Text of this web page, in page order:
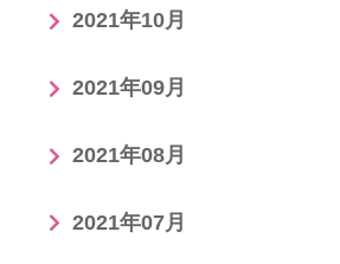
2021年10月
2021年09月
2021年08月
2021年07月